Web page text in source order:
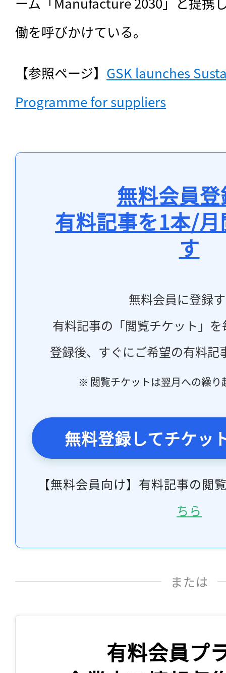
働を呼びかけている。
【参照ページ】 GSK launches
Programme for suppliers
無料会員
有料記事を1本/
す
無料会員に登録
有料記事の「閲覧チケット」
登録後、すぐにご希望の有料記
※ 閲覧チケットは翌月への繰り
無料登録してチケッ
【無料会員向け】有料記事の閲
ちら
または
有料会員プ